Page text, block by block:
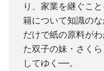
り、家業を継ぐこ
籍について知識の
だけで紙の原料が
た双子の妹・さく
してゆく──。